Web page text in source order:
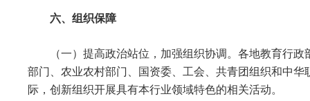
六、组织保障
（一）提高政治站位，加强组织协调。各地教育行
部门、农业农村部门、国资委、工会、共青团组织和中
际，创新组织开展具有本行业领域特色的相关活动。